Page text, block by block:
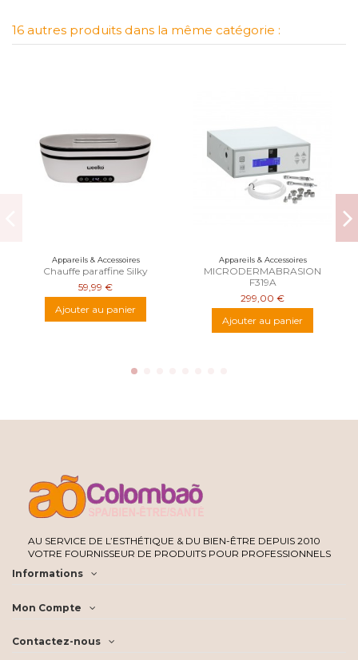
16 autres produits dans la même catégorie :
Appareils & Accessoires
Chauffe paraffine Silky
59,99 €
Ajouter au panier
Appareils & Accessoires
MICRODERMABRASION
F319A
299,00 €
Ajouter au panier
AU SERVICE DE L’ESTHÉTIQUE & DU BIEN-ÊTRE DEPUIS 2010
VOTRE FOURNISSEUR DE PRODUITS POUR PROFESSIONNELS
Informations
Mon Compte
Contactez-nous